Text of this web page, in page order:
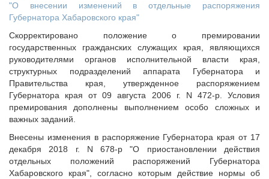
"О внесении изменений в отдельные распоряжения
Губернатора Хабаровского края"
Скорректировано положение о премировании
государственных гражданских служащих края, являющихся
руководителями органов исполнительной власти края,
структурных подразделений аппарата Губернатора и
Правительства края, утвержденное распоряжением
Губернатора края от 09 августа 2006 г. N 472-р. Условия
премирования дополнены выполнением особо сложных и
важных заданий.
Внесены изменения в распоряжение Губернатора края от 17
декабря 2018 г. N 678-р "О приостановлении действия
отдельных положений распоряжений Губернатора
Хабаровского края", согласно которым действие нормы об